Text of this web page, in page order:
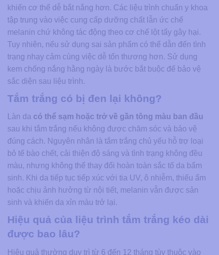
khiến cơ thể dễ bắt nắng hơn. Các liệu trình chuẩn y khoa
tập trung vào việc cung cấp dưỡng chất lẫn ức chế
melanin chứ không tác động theo cơ chế lột tẩy gây hại.
Tuy nhiên, nếu sử dụng sai sản phẩm có thể dẫn đến tình
trạng nhạy cảm cùng việc dễ tổn thương hơn. Sử dụng
kem chống nắng hằng ngày là bước bắt buộc để bảo vệ
sắc diện sau liệu trình.
Tắm trắng có bị đen lại không?
Làn da có thể sạm hoặc trở về gần tông màu ban đầu
sau khi tắm trắng nếu không được chăm sóc và bảo vệ
đúng cách. Nguyên nhân là tắm trắng chủ yếu hỗ trợ loại
bỏ tế bào chết, cải thiện độ sáng và tình trạng không đều
màu, nhưng không thể thay đổi hoàn toàn sắc tố da bẩm
sinh. Khi da tiếp tục tiếp xúc với tia UV, ô nhiễm, thiếu ẩm
hoặc chịu ảnh hưởng từ nội tiết, melanin vẫn được sản
sinh và khiến da xỉn màu trở lại.
Hiệu quả của liệu trình tắm trắng kéo dài
được bao lâu?
Hiệu quả thường duy trì từ 6 đến 12 tháng tùy thuộc vào